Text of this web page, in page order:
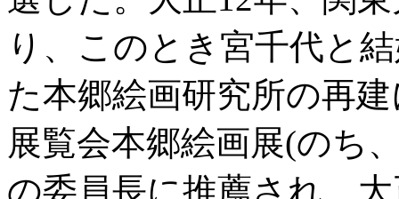
り、このとき宮千代と
た本郷絵画研究所の再
展覧会本郷絵画展(のち
の委員長に推薦され、